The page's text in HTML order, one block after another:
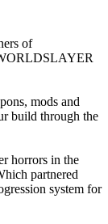
of
mods and
build through the
horrors in the
partnered
system for